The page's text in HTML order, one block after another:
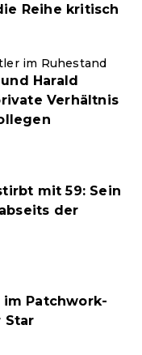
Reihe kritisch
im Ruhestand
Harald
Verhältnis
mit 59: Sein
der
im Patchwork-
Star